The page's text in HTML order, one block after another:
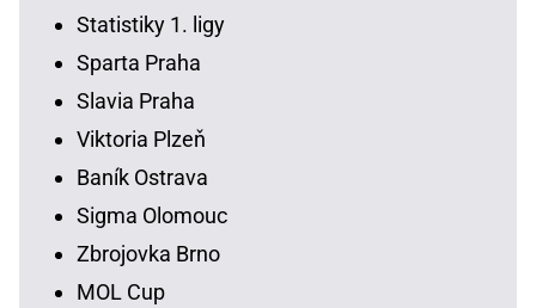
Statistiky 1. ligy
Sparta Praha
Slavia Praha
Viktoria Plzeň
Baník Ostrava
Sigma Olomouc
Zbrojovka Brno
MOL Cup